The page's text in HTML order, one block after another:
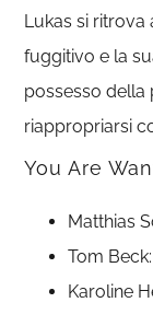
Lukas si ritrova
fuggitivo e la
possesso della
riappropriarsi
You Are
Matthias
Tom
Karoline